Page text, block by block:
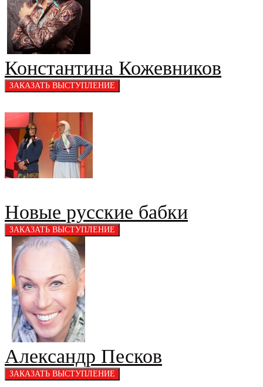
Константина Кожевников
Новые русские бабки
Александр Песков